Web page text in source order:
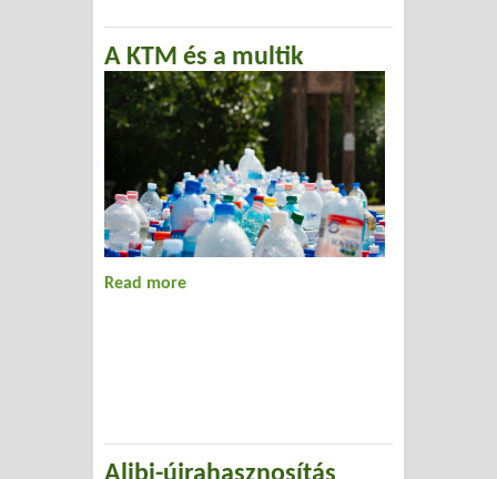
A KTM és a multik
Read more